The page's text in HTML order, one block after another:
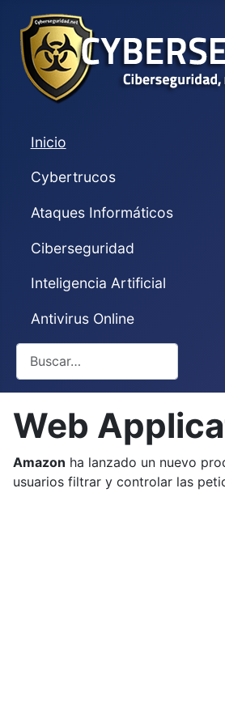
Inicio
Cybertrucos
Ataques Informáticos
Ciberseguridad
Inteligencia Artificial
Antivirus Online
Buscar
Web
Amazon ha lanzado un nuevo
usuarios filtrar y controlar las